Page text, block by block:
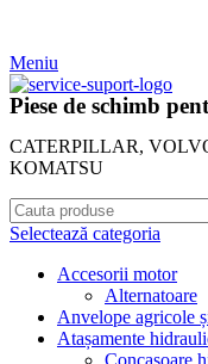
Meniu
Piese de schimb
CATERPILLAR,
KOMATSU
Selectează categoria
Accesorii motor
Alternatoare
Anvelope agricole
Atașamente
Concasoare